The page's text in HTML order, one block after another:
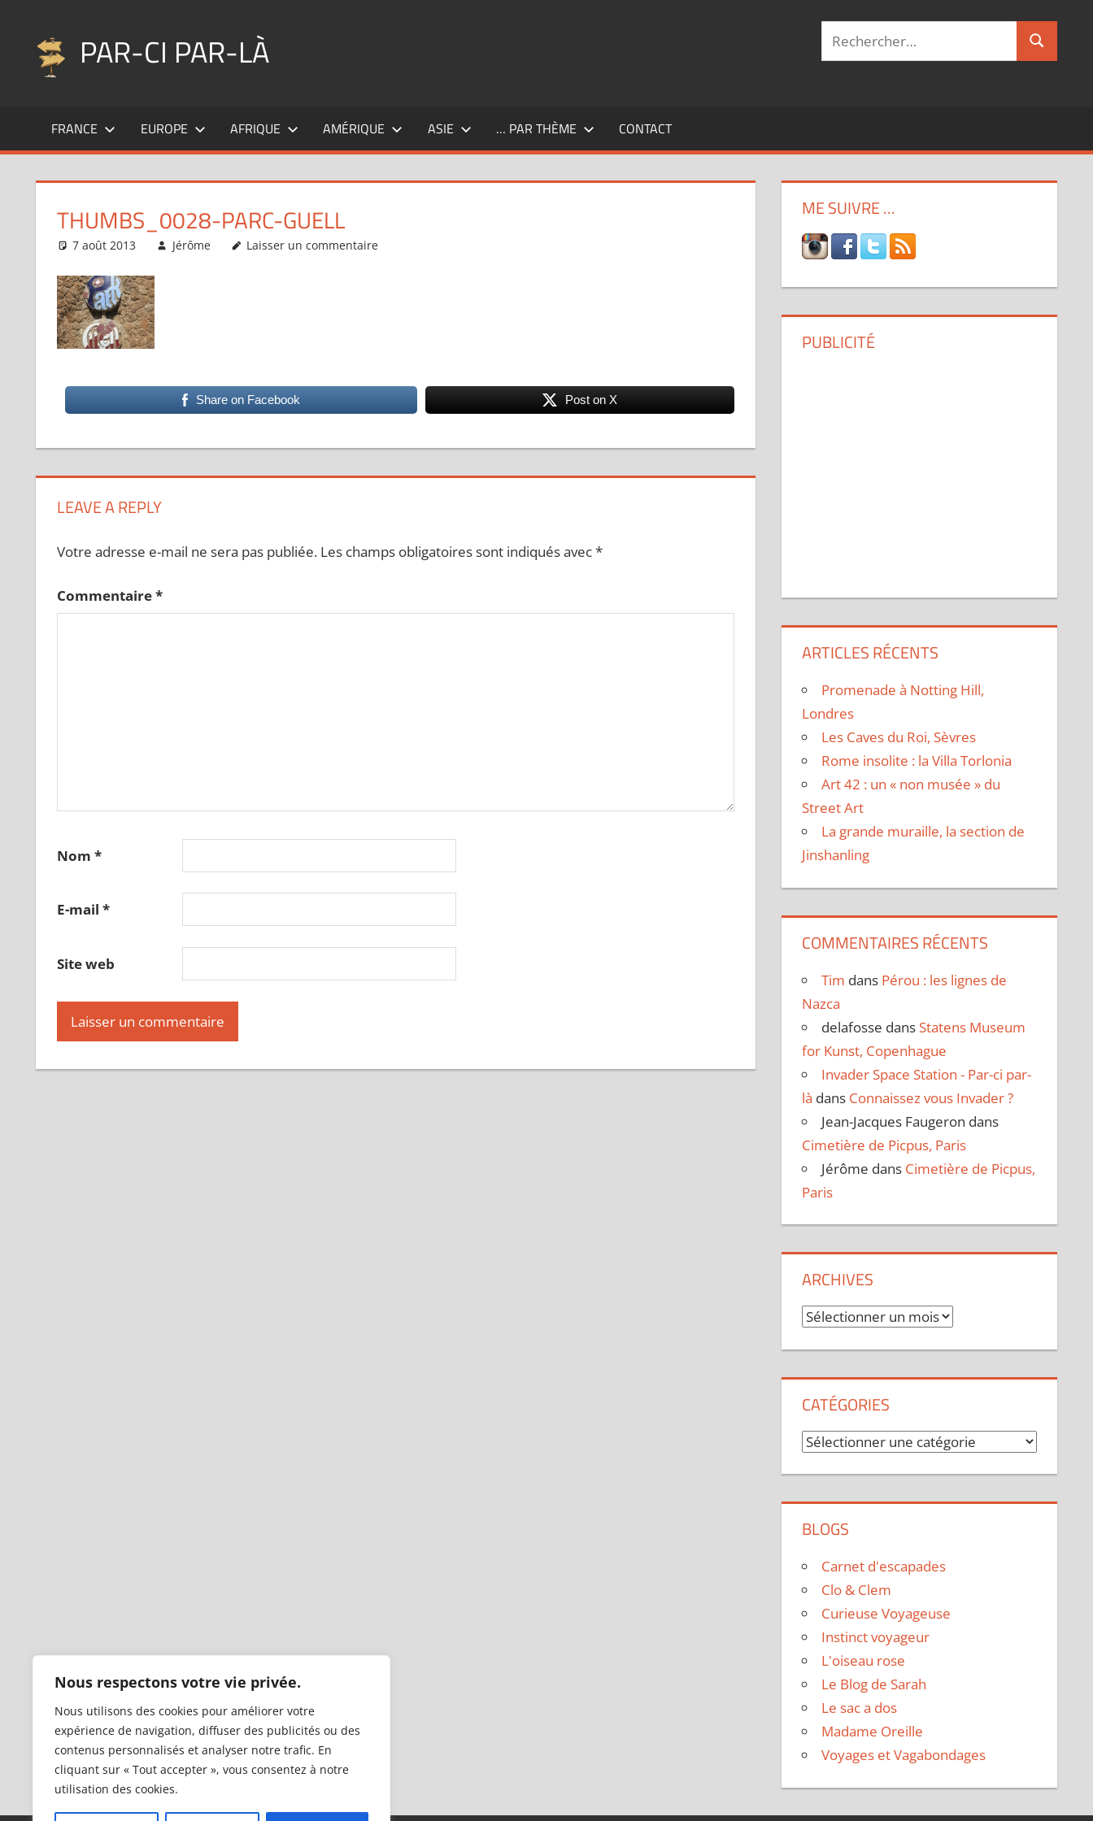
Nous respectons votre vie privée.
Nous utilisons des cookies pour améliorer votre
expérience de navigation, diffuser des publicités ou des
contenus personnalisés et analyser notre trafic. En
cliquant sur « Tout accepter », vous consentez à notre
utilisation des cookies.
contenu
PAR-CI PAR-LÀ
fil
pérégrinations
Recherche
FRANCE EUROPE AFRIQUE AMÉRIQUE ASIE … PAR THÈME CONTACT
THUMBS_0028-PARC-GUELL
7 août 2013 Jérôme Laisser un commentaire
Share on Facebook Post on X
LEAVE A REPLY
Votre adresse e-mail ne sera pas publiée. Les champs obligatoires sont indiqués avec*
Commentaire*
Nom *
E-mail *
Site web
ME SUIVRE …
PUBLICITÉ
ARTICLES RÉCENTS
Promenade à Notting Hill,
Londres
Les Caves du Roi, Sèvres
Rome insolite : la Villa Torlonia
Art 42 : un « non musée » du
Street Art
La grande muraille, la section de
Jinshanling
COMMENTAIRES RÉCENTS
Tim dans Pérou : les lignes de
Nazca
delafosse dans Statens Museum
for Kunst, Copenhague
Invader Space Station - Par-ci par-
là dans Connaissez vous Invader ?
Jean-Jacques Faugeron dans
Cimetière de Picpus, Paris
Jérôme dans Cimetière de Picpus,
Paris
ARCHIVES
Archives
CATÉGORIES
Catégories
BLOGS
Carnet d'escapades
Clo & Clem
Curieuse Voyageuse
Instinct voyageur
L'oiseau rose
Le Blog de Sarah
Le sac a dos
Madame Oreille
Voyages et Vagabondages